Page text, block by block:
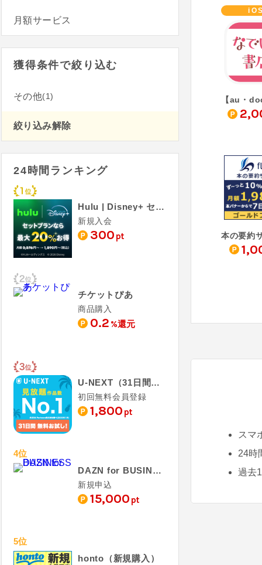
スマ
24時
過去
月額サービス
獲得条件で絞り込む
その他(1)
絞り込み解除
24時間ランキング
Hulu | Disney+ セットプラン
新規入会
300 pt
チケットぴあ
商品購入
0.2 %還元
U-NEXT（31日間無料お試し）
初回無料会員登録
1,800 pt
4位
DAZN for BUSINESS
新規申込
15,000 pt
5位
honto（新規購入）